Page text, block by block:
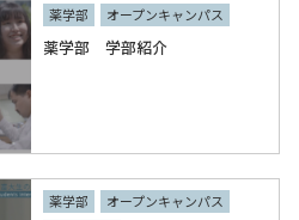
薬学部 オープンキャンパス
薬学部 学部紹介
薬学部
オープンキャンパス